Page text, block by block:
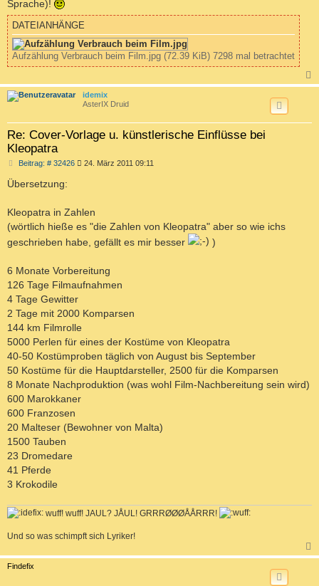
Sprache)!
DATEIANHÄNGE
Aufzählung Verbrauch beim Film.jpg (72.39 KiB) 7298 mal betrachtet
a
idemix
AsterIX Druid
Re: Cover-Vorlage u. künstlerische Einflüsse bei
Kleopatra
Beitrag: # 32426B
a
g
24. März 2011 09:11
Übersetzung:
Kleopatra in Zahlen
(wörtlich hieße es "die Zahlen von Kleopatra" aber so wie ichs
geschrieben habe, gefällt es mir besser
)
6 Monate Vorbereitung
126 Tage Filmaufnahmen
4 Tage Gewitter
2 Tage mit 2000 Komparsen
144 km Filmrolle
5000 Perlen für eines der Kostüme von Kleopatra
40-50 Kostümproben täglich von August bis September
50 Kostüme für die Hauptdarsteller, 2500 für die Komparsen
8 Monate Nachproduktion (was wohl Film-Nachbereitung sein wird)
600 Marokkaner
600 Franzosen
20 Malteser (Bewohner von Malta)
1500 Tauben
23 Dromedare
41 Pferde
3 Krokodile
wuff! wuff! JAUL? JÅUL! GRRRØØØÅÅRRR!
Und so was schimpft sich Lyriker!
a
Findefix